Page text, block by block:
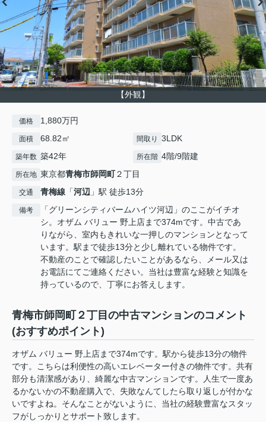
【外観】
価格 1,880万円
面積 68.82㎡ 間取り 3LDK
築年数 築42年 所在階 4階/9階建
所在地 東京都青梅市師岡町２丁目
交通 青梅線 「河辺 」駅 徒歩13分
備考
「グリーンシティバームハイツ河辺」のここがイチオ
シ。オザム バリュー 野上店まで374mです。中古であ
りながら、室内もきれいな一押しのマンションとなって
います。駅まで徒歩13分と少し離れている物件です。
不動産のことで確認したいことがあるなら、メール又は
お電話にてご連絡ください。当社は豊富な経験と知識を
持っているので、丁寧にお答えします。
青梅市師岡町２丁目の中古マンションのコメント
(おすすめポイント)
オザム バリュー 野上店まで374mです。駅から徒歩13分の物件
です。こちらは利便性の高いエレベーター付きの物件です。共有
部分も清潔感があり、綺麗な中古マンションです。人生で一度あ
るかないかの不動産購入で、失敗なんてしたら取り返しが付かな
いですよね。そんなことがないように、当社の経験豊富なスタッ
フがしっかりとサポート致します。